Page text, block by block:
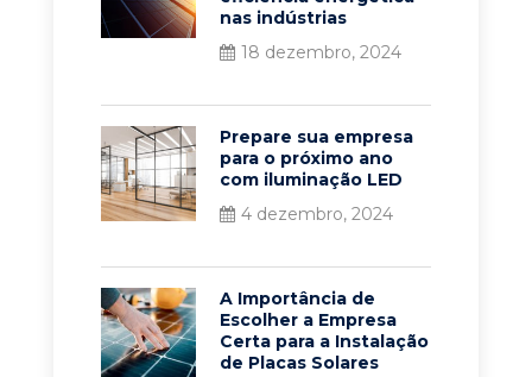
nas indústrias
18 dezembro, 2024
Prepare sua empresa
para o próximo ano
com iluminação LED
4 dezembro, 2024
A Importância de
Escolher a Empresa
Certa para a Instalação
de Placas Solares